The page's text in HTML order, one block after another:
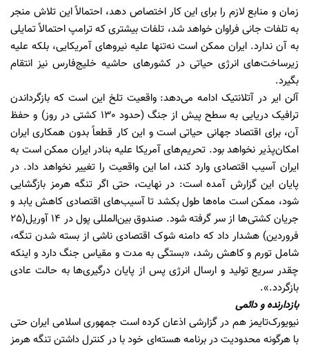
زمان و منابع لازم را برای این کار اختصاص دهد، احتمالاً این تلاش منجر
به تلفات جانی فراوان خواهد شد، تلفات بیشتری که ترامپ احتمالاً تمایلی
به آن ندارد. ایران ممکن است نه‌تنها علیه نیروهای آمریکایی، بلکه علیه
زیرساخت‌های انرژی حیاتی در کشورهای حاشیه خلیج‌فارس نیز انتقام
بگیرد.
آلن ایر در آتلانتیک ادامه می‌دهد: واقعیت تلخ این است که بازگرداندن
ترافیک دریایی به سطح پیش از جنگ (حدود 130 کشتی در روز) و حفظ
آن، برای اقتصاد جهانی حیاتی است و این کار قطعاً بدون همکاری ایران
امکان‌پذیر نخواهد بود. تحریم‌های آمریکا علیه بنادر ایران ممکن است به
ایران آسیب اقتصادی وارد کند، اما این واقعیت را تغییر نخواهد داد. در
پایان این گزارش آمده است: در نهایت، حتی اگر تنگه هرمز بازگشایی
شود، ممکن است ماه‌ها طول بکشد تا آسیب‌های اقتصادی کاهش یابد و
جریان کشتی‌ها از سر گرفته شود. صندوق بین‌المللی پول در 14 آوریل(25
فروردین) هشدار داد که دامنه شوک اقتصادی ناشی از بسته شدن تنگه،
شامل تورم و کاهش رشد، «بستگی به مدت و مقیاس جنگ دارد و اینکه
چقدر سریع تولید و ارسال انرژی پس از پایان درگیری‌ها به حالت عادی
بازگردد.».
بازدارنده و دائمی
نیویورک‌تایمز هم در گزارشی اذعان کرده است جمهوری اسلامی ایران حتی
با هرگونه محدودیت در برنامه هسته‌ای خود با در کنترل داشتن تنگه هرمز